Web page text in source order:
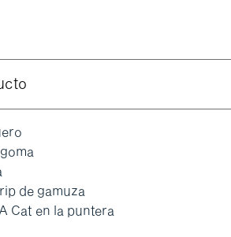
de gamuza
Cat en la puntera